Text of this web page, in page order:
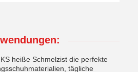
heiße Schmelzist die perfekte
tägliche